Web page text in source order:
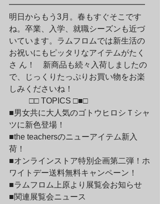
━━━━━━━━━━━━━━━━━
明日からもう3月。春もすぐそこです
ね。卒業、入学、就職シーズンも近づ
いています。ラムフロムでは新生活の
お祝いにもピッタリなアイテムがたく
さ ん！　新商品も続々入荷しましたの
で、じっくりたっぷりお買い物をお楽
しみくださいね！
	□□ TOPICS □■□
■男女共に大人気のゴトウヒロシＴシャ
ツに新色登場！
■the teachersのニューアイテム新入
荷！
■オンラインストア特別企画第二弾！ホ
ワイトデー送料無料キャンペーン！
■ラムフロム上原より展覧会お知らせ
■関連展覧会ニュース